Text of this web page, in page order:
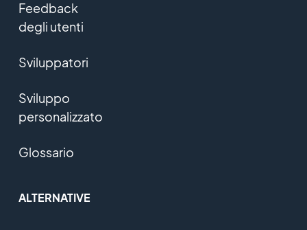
Feedback
degli utenti
Sviluppatori
Sviluppo
personalizzato
Glossario
ALTERNATIVE